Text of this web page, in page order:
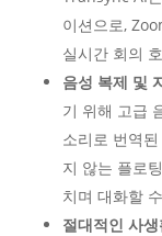
이션으로,
실시간 회의
음성 복제 및
기 위해 고급
소리로 번역
지 않는 플로
치며 대화할
절대적인 사